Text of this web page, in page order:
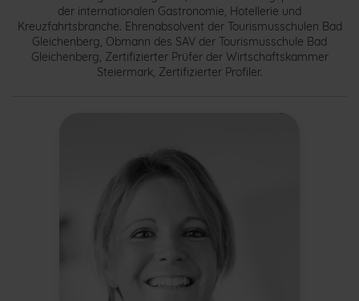
der internationalen Gastronomie, Hotellerie und
Kreuzfahrtsbranche. Ehrenabsolvent der Tourismusschulen Bad
Gleichenberg, Obmann des SAV der Tourismusschule Bad
Gleichenberg, Zertifizierter Prüfer der Wirtschaftskammer
Steiermark, Zertifizierter Profiler.